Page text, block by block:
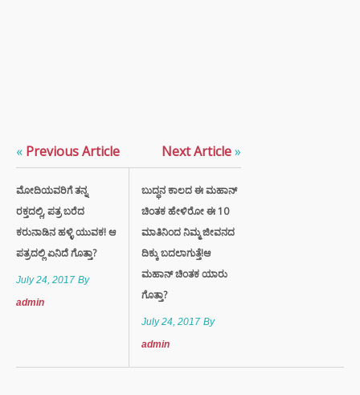
« Previous Article
ಮೋದಿಯವರಿಗೆ ತನ್ನ
ರಕ್ತದಲ್ಲಿ, ಪತ್ರ ಬರೆದ
ಕರುನಾಡಿನ ಹಳ್ಳಿ ಯುವಕ! ಆ
ಪತ್ರದಲ್ಲಿ ಏನಿದೆ ಗೊತ್ತಾ?
July 24, 2017 By
admin
Next Article»
ಬುದ್ಧನ ಕಾಲದ ಈ ಮಹಾನ್
ಚಿಂತಕ ಹೇಳಿರೋ ಈ 10
ಮಾತಿನಿಂದ ನಿಮ್ಮ ಜೀವನದ
ದಿಕ್ಕು ಬದಲಾಗುತ್ತೆ!ಆ
ಮಹಾನ್ ಚಿಂತಕ ಯಾರು
ಗೊತ್ತಾ?
July 24, 2017 By
admin